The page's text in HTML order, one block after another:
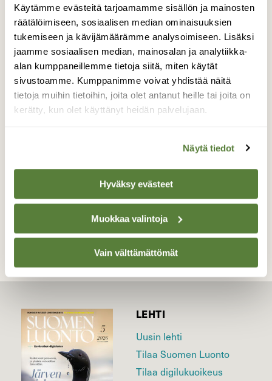
Käytämme evästeitä tarjoamamme sisällön ja mainosten
räätälöimiseen, sosiaalisen median ominaisuuksien
tukemiseen ja kävijämäärämme analysoimiseen. Lisäksi
jaamme sosiaalisen median, mainosalan ja analytiikka-
alan kumppaneillemme tietoja siitä, miten käytät
sivustoamme. Kumppanimme voivat yhdistää näitä
tietoja muihin tietoihin, joita olet antanut heille tai joita on
kerätty, kun olet käyttänyt heidän palvelujaan.
Näytä tiedot
Hyväksy evästeet
Muokkaa valintoja
Vain välttämättömät
Kaakkuri ja kesäilta
Kaakkuri uiskentelee tyynenä kesäiltana
kotilammellaan, välillä käy hautomassa
muniaan. Pesässä on kaksi munaa
kuoriutumatta vaikka eletään jo kesäkuun
loppua.
TAKAISIN LISTAAN
LEHTI
Uusin lehti
Tilaa Suomen Luonto
Tilaa digilukuoikeus